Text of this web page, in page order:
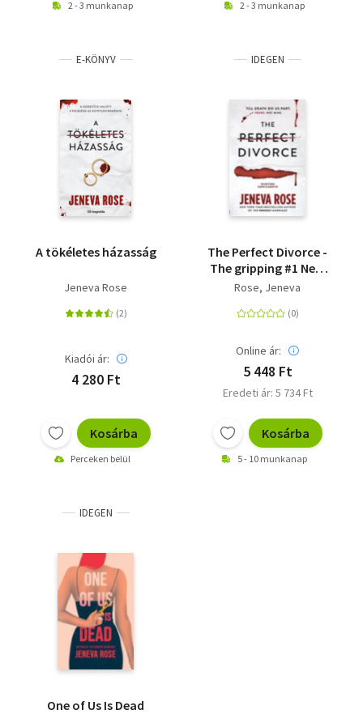
2 - 3 munkanap 2 - 3 munkanap
E-KÖNYV
A tökéletes házasság
Jeneva Rose
Kiadói ár:
4 280 Ft
Kosárba
Perceken belül
IDEGEN
The Perfect Divorce -
The gripping #1 New
York Times bestseller
talking about
Rose, Jeneva
Online ár:
5 448 Ft
Eredeti ár: 5 734 Ft
Kosárba
5 - 10 munkanap
IDEGEN
One of Us Is Dead